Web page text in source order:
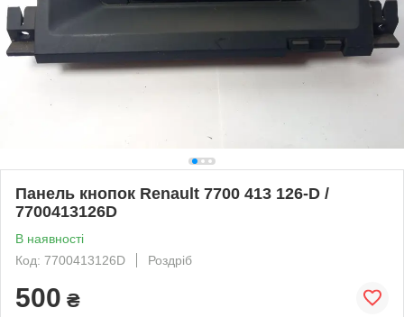
Панель кнопок Renault 7700 413 126-D /
7700413126D
В наявності
Код: 7700413126D
Роздріб
500 ₴